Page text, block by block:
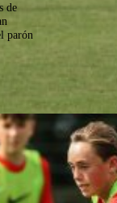
de
parón